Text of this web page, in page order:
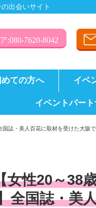
出会いサイト
:080-7620-8042
ての方へ イベ
イベントパー
国誌・美人百花に取材を受けた大
女性20～38
全国誌・美